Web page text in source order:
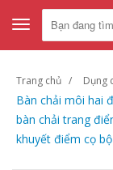
Toggle
navigation
Trang chủ Dụng
Bàn chải môi hai
bàn chải trang
khuyết điểm cọ